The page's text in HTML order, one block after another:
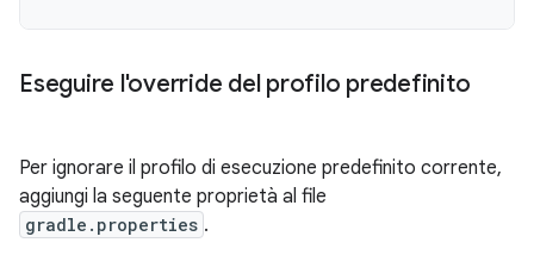
Eseguire l'override del profilo predefinito
Per ignorare il profilo di esecuzione predefinito corrente,
aggiungi la seguente proprietà al file
gradle.properties .